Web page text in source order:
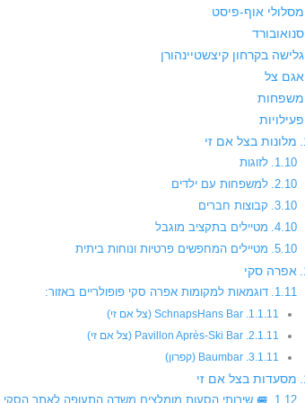
מסלולי אוף-פיסט
סנואובורד
גלישה בקרחון קיצשטיינהורן
אגם צל
משפחות
פעילויות
מלונות בצל אם זי
לזוגות
למשפחות עם ילדים
קבוצות חברים
מטיילים בתקציב מוגבל
מטיילים המחפשים פרטיות ונוחות ביתית
אפרה סקי
דוגמאות למקומות אפרה סקי פופולריים באזור:
SchnapsHans Bar (צל אם זי)
Pavillon Après-Ski Bar (צל אם זי)
Baumbar (קפרון)
מסעדות בצל אם זי
🚐 שירותי הסעות מומלצים משדה התעופה לאתר הסקי